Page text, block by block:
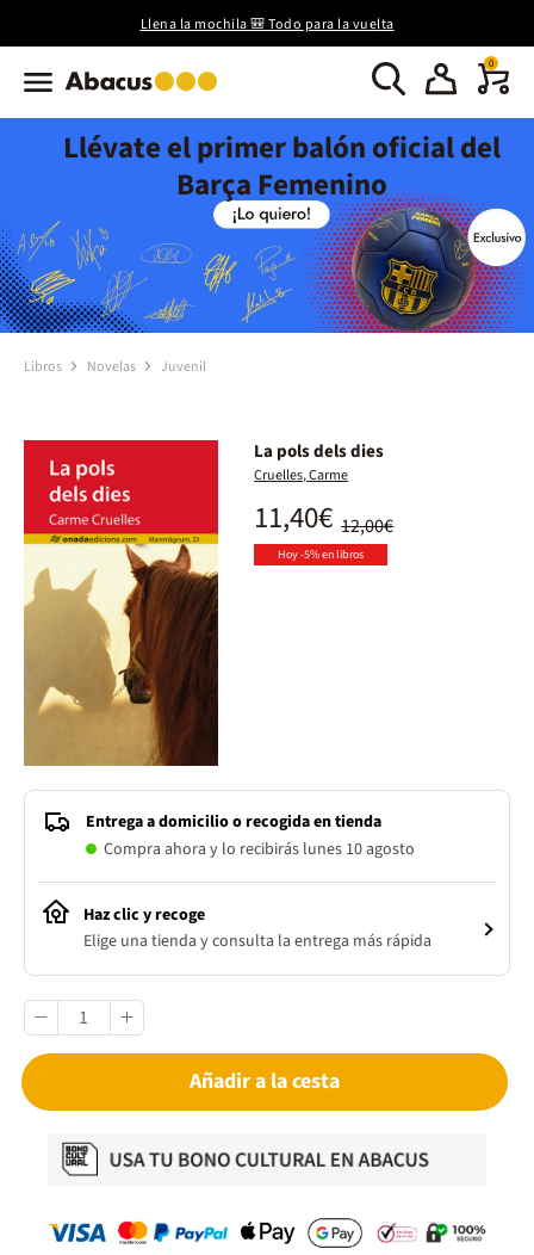
Llena la mochila 🎒 Todo para la vuelta
0
Llévate el primer balón oficial del
Barça Femenino
Libros Novelas Juvenil
La pols dels dies
Cruelles, Carme
12,00€
11,40€
Hoy -5% en libros
Entrega a domicilio o recogida en tienda
Compra ahora y lo recibirás lunes 10 agosto
Haz clic y recoge
Elige una tienda y consulta la entrega más rápida
Añadir a la cesta